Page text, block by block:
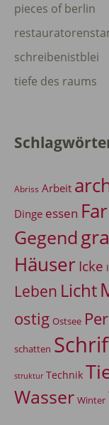
pieces of berlin
schreibenistblei
tiefe des raums
Abriss Arbeit
Dinge essen
Gegend
Häuser Icke
Leben Licht
ostig Ostsee
schatten
struktur Technik
Wasser Winter